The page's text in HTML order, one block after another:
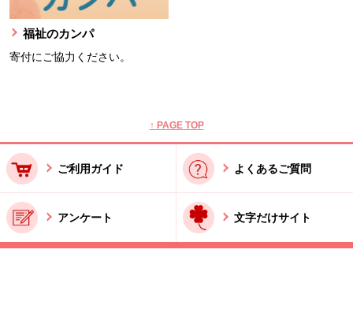
福祉のカンパ
寄付にご協力ください。
↑ PAGE TOP
ご利用ガイド よくあるご質問
アンケート 文字だけサイト